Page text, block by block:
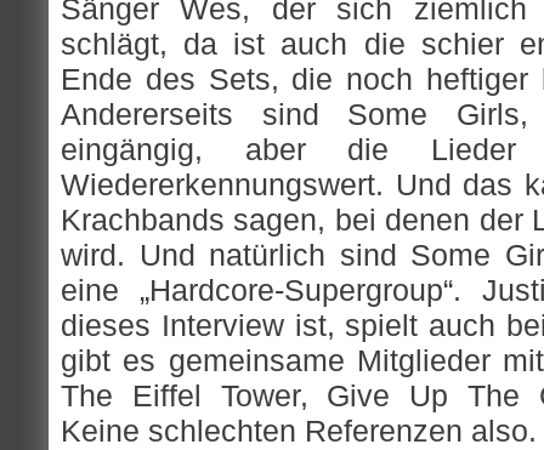
Sänger Wes, der sich
schlägt, da ist auch die schier
Ende des Sets, die noch heftiger
Andererseits sind Some
eingängig, aber die
Wiedererkennungswert. Und das
Krachbands sagen, bei denen der
wird. Und natürlich sind Some
eine „Hardcore-Supergroup“.
dieses Interview ist, spielt auch
gibt es gemeinsame Mitglieder
The Eiffel Tower, Give Up The
Keine schlechten Referenzen also.